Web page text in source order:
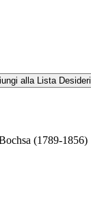
alla Lista Desideri
(1789-1856)